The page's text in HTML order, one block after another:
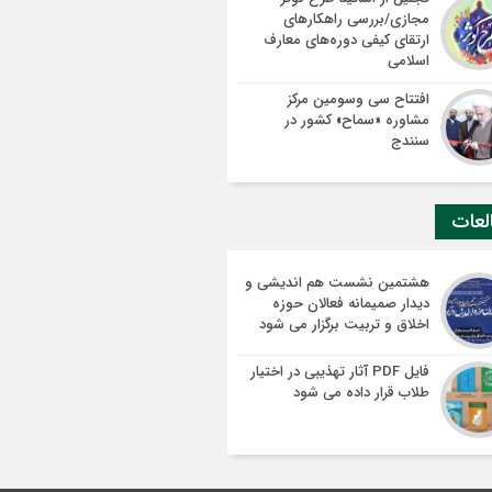
مجازی/بررسی راهکارهای
ارتقای کیفی دوره‌های معارف
اسلامی
افتتاح سی وسومین مرکز
مشاوره «سماح» کشور در
سنندج
هشتمین نشست هم اندیشی و
دیدار صمیمانه فعالان حوزه
اخلاق و تربیت برگزار می شود
فایل PDF آثار تهذیبی در اختیار
طلاب قرار داده می شود